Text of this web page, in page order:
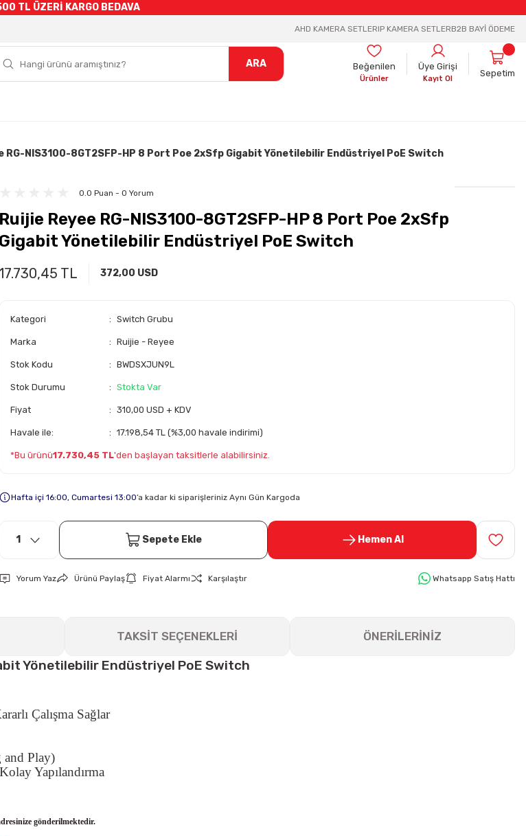
TL ÜZERİ KARGO BEDAVA
AHD KAMERA SETLERIP KAMERA SETLERB2B BAYİ ÖDEME
ARA Beğenilen
Ürünler
Üye Girişi
Kayıt Ol
Sepetim
RG-NIS3100-8GT2SFP-HP 8 Port Poe 2xSfp Gigabit Yönetilebilir Endüstriyel PoE Switch
0.0 Puan - 0 Yorum
Ruijie Reyee RG-NIS3100-8GT2SFP-HP 8 Port Poe 2xSfp
Gigabit Yönetilebilir Endüstriyel PoE Switch
TL 372,00 USD
Kategori Switch Grubu
Marka Ruijie - Reyee
Stok Kodu BWDSXJUN9L
Stok Durumu Stokta Var
Fiyat 310,00 USD + KDV
Havale ile: 17.198,54 TL (%3,00 havale indirimi)
*Bu ürünü17.730,45 TL'den başlayan taksitlerle alabilirsiniz.
Hafta içi 16:00, Cumartesi 13:00’a kadar ki siparişleriniz Aynı Gün Kargoda
Sepete Ekle Hemen Al
Yorum Yaz Ürünü Paylaş Fiyat Alarmı Karşılaştır Whatsapp Satış Hattı
TAKSİT SEÇENEKLERİ ÖNERİLERİNİZ
Yönetilebilir Endüstriyel PoE Switch
ı Çalışma Sağlar
and Play)
Yapılandırma
gönderilmektedir.